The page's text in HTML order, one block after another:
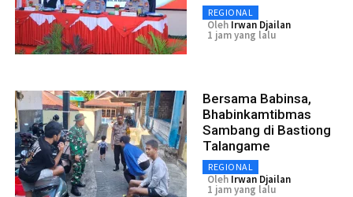
REGIONAL
Oleh Irwan Djailan
1 jam yang lalu
Bersama Babinsa,
Bhabinkamtibmas
Sambang di Bastiong
Talangame
REGIONAL
Oleh Irwan Djailan
1 jam yang lalu